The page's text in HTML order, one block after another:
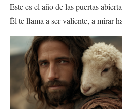
Este es el año de las puertas
Él te llama a ser valiente, a mirar